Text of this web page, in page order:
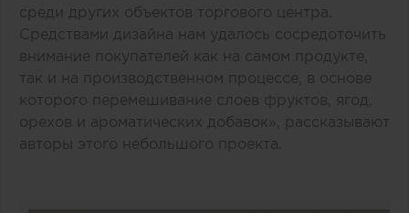
среди других объектов торгового центра.
Средствами дизайна нам удалось сосредоточить
внимание покупателей как на самом продукте,
так и на производственном процессе, в основе
которого перемешивание слоев фруктов, ягод,
орехов и ароматических добавок», рассказывают
авторы этого небольшого проекта.